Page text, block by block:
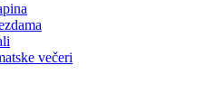
večeri